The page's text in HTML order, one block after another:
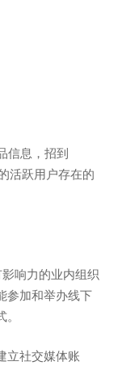
信息，招到
活跃用户存在的
响力的业内组织
参加和举办线下
立社交媒体账